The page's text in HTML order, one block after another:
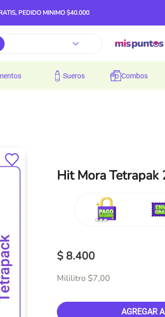
PEDIDO MINIMO $40.000
sueros combos
Hit Mora
$ 8.400
Mililitro $7,00
AGREGAR